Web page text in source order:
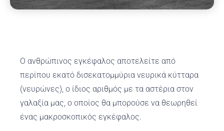
Ο ανθρώπινος εγκέφαλος αποτελείτε από
περίπου εκατό δισεκατομμύρια νευρικά κύτταρα
(νευρώνες), ο ίδιος αριθμός με τα αστέρια στον
γαλαξία μας, ο οποίος θα μπορούσε να θεωρηθεί
ένας μακροσκοπικός εγκέφαλος.